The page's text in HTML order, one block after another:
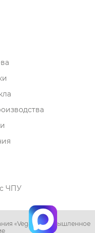
ЧПУ
«Vega» - промышленное